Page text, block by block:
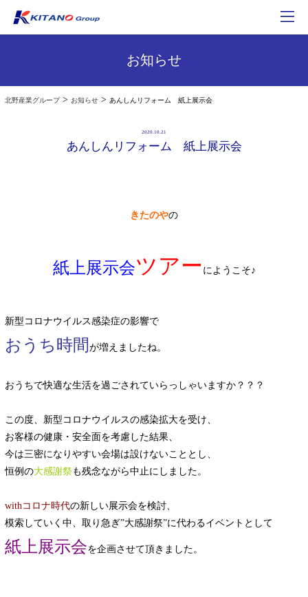
お知らせ
北野産業グループ> お知らせ > あんしんリフォーム 紙上展示会
2020.10.21
あんしんリフォーム 紙上展示会
きたのやの
紙上展示会ツアー にようこそ♪
新型コロナウイルス感染症の影響で
おうち時間 が増えましたね。
おうちで快適な生活を過ごされていらっしゃいますか？？？
この度、新型コロナウイルスの感染拡大を受け、
お客様の健康・安全面を考慮した結果、
今は三密になりやすい会場は設けないこととし、
恒例の大感謝祭も残念ながら中止にしました。
withコロナ時代の新しい展示会を検討、
模索していく中、取り急ぎ”大感謝祭”に代わるイベントとして
紙上展示会を企画させて頂きました。